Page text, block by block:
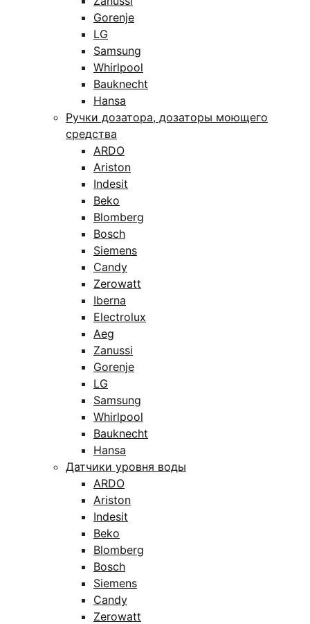
Gorenje
LG
Samsung
Whirlpool
Bauknecht
Hansa
Ручки дозатора, дозаторы моющего
средства
ARDO
Ariston
Indesit
Beko
Blomberg
Bosch
Siemens
Candy
Zerowatt
Iberna
Electrolux
Aeg
Zanussi
Gorenje
LG
Samsung
Whirlpool
Bauknecht
Hansa
Датчики уровня воды
ARDO
Ariston
Indesit
Beko
Blomberg
Bosch
Siemens
Candy
Zerowatt